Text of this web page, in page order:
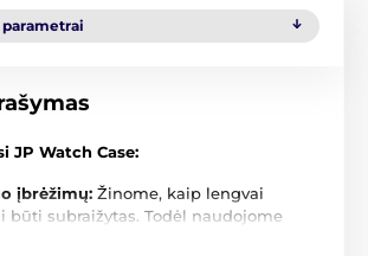
parametrai
JP Watch Case:
įbrėžimų: Žinome, kaip lengvai
būti subraižytas. Todėl naudojome